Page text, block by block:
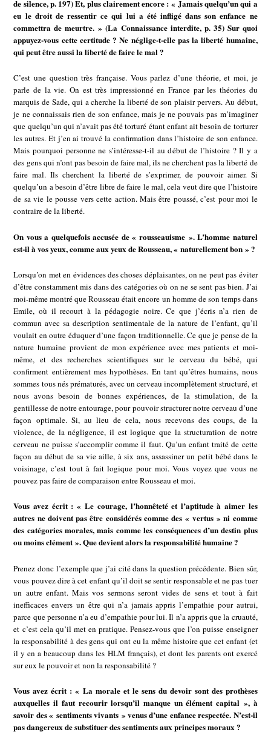
de silence, p. 197) Et, plus clairement encore : « Jamais quelqu’un qui a
eu le droit de ressentir ce qui lui a été infligé dans son enfance ne
commettra de meurtre. » (La Connaissance interdite, p. 35) Sur quoi
appuyez-vous cette certitude ? Ne néglige-t-elle pas la liberté humaine,
qui peut être aussi la liberté de faire le mal ?
C’est une question très française. Vous parlez d’une théorie, et moi, je
parle de la vie. On est très impressionné en France par les théories du
marquis de Sade, qui a cherche la liberté de son plaisir pervers. Au début,
je ne connaissais rien de son enfance, mais je ne pouvais pas m’imaginer
que quelqu’un qui n’avait pas été torturé étant enfant ait besoin de torturer
les autres. Et j’en ai trouvé la confirmation dans l’histoire de son enfance.
Mais pourquoi personne ne s’intéresse-t-il au début de l’histoire ? Il y a
des gens qui n’ont pas besoin de faire mal, ils ne cherchent pas la liberté de
faire mal. Ils cherchent la liberté de s’exprimer, de pouvoir aimer. Si
quelqu’un a besoin d’être libre de faire le mal, cela veut dire que l’histoire
de sa vie le pousse vers cette action. Mais être poussé, c’est pour moi le
contraire de la liberté.
On vous a quelquefois accusée de « rousseauisme ». L’homme naturel
est-il à vos yeux, comme aux yeux de Rousseau, « naturellement bon » ?
Lorsqu’on met en évidences des choses déplaisantes, on ne peut pas éviter
d’être constamment mis dans des catégories où on ne se sent pas bien. J’ai
moi-même montré que Rousseau était encore un homme de son temps dans
Emile, où il recourt à la pédagogie noire. Ce que j’écris n’a rien de
commun avec sa description sentimentale de la nature de l’enfant, qu’il
voulait en outre éduquer d’une façon traditionnelle. Ce que je pense de la
nature humaine provient de mon expérience avec mes patients et moi-
même, et des recherches scientifiques sur le cerveau du bébé, qui
confirment entièrement mes hypothèses. En tant qu’êtres humains, nous
sommes tous nés prématurés, avec un cerveau incomplètement structuré, et
nous avons besoin de bonnes expériences, de la stimulation, de la
gentillesse de notre entourage, pour pouvoir structurer notre cerveau d’une
façon optimale. Si, au lieu de cela, nous recevons des coups, de la
violence, de la négligence, il est logique que la structuration de notre
cerveau ne puisse s’accomplir comme il faut. Qu’un enfant traité de cette
façon au début de sa vie aille, à six ans, assassiner un petit bébé dans le
voisinage, c’est tout à fait logique pour moi. Vous voyez que vous ne
pouvez pas faire de comparaison entre Rousseau et moi.
Vous avez écrit : « Le courage, l’honnêteté et l’aptitude à aimer les
autres ne doivent pas être considérés comme des « vertus » ni comme
des catégories morales, mais comme les conséquences d’un destin plus
ou moins clément ». Que devient alors la responsabilité humaine ?
Prenez donc l’exemple que j’ai cité dans la question précédente. Bien sûr,
vous pouvez dire à cet enfant qu’il doit se sentir responsable et ne pas tuer
un autre enfant. Mais vos sermons seront vides de sens et tout à fait
inefficaces envers un être qui n’a jamais appris l’empathie pour autrui,
parce que personne n’a eu d’empathie pour lui. Il n’a appris que la cruauté,
et c’est cela qu’il met en pratique. Pensez-vous que l’on puisse enseigner
la responsabilité à des gens qui ont eu la même histoire que cet enfant (et
il y en a beaucoup dans les HLM français), et dont les parents ont exercé
sur eux le pouvoir et non la responsabilité ?
Vous avez écrit : « La morale et le sens du devoir sont des prothèses
auxquelles il faut recourir lorsqu’il manque un élément capital », à
savoir des « sentiments vivants » venus d’une enfance respectée. N’est-il
pas dangereux de substituer des sentiments aux principes moraux ?